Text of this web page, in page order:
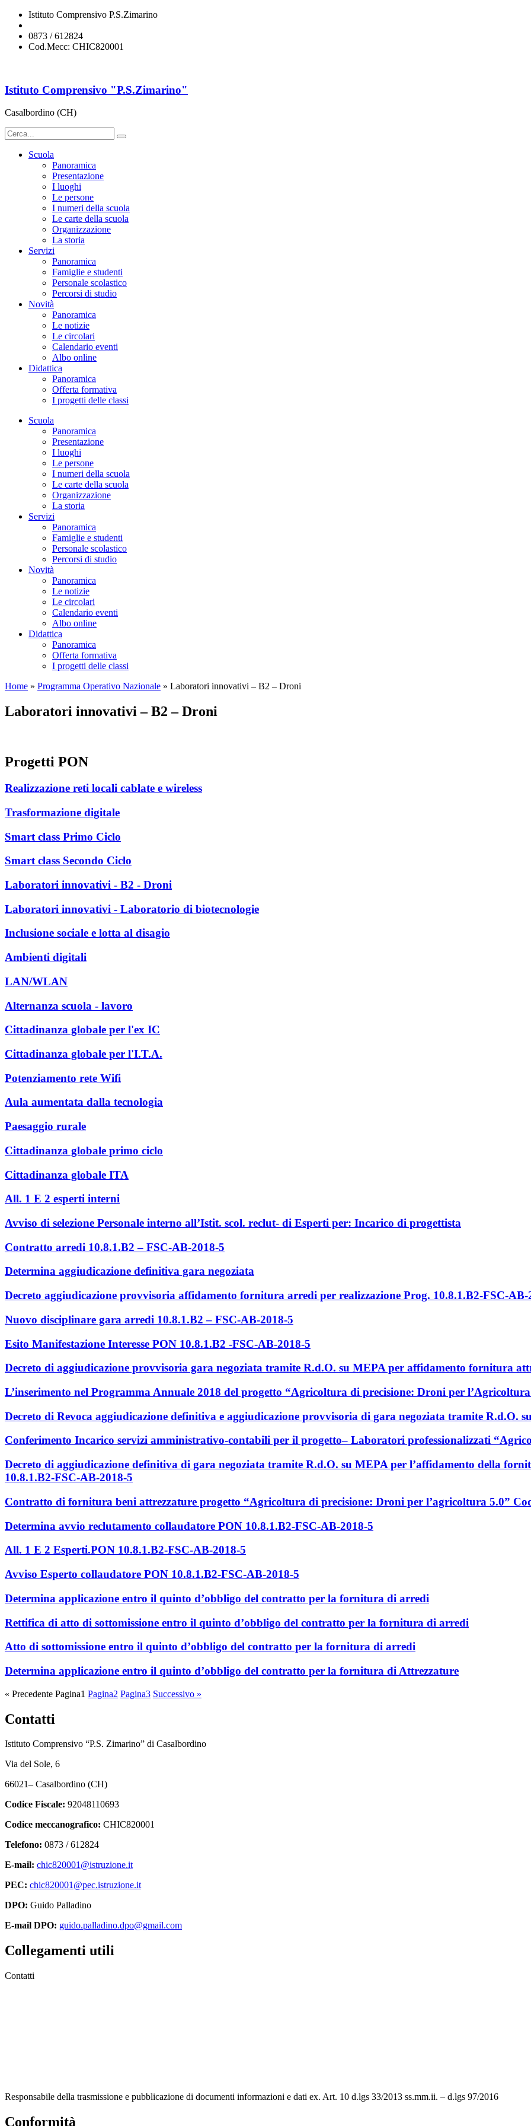
Istituto Comprensivo P.S.Zimarino
0873 / 612824
Cod.Mecc: CHIC820001
Istituto Comprensivo "P.S.Zimarino"
Casalbordino (CH)
Scuola
Panoramica
Presentazione
I luoghi
Le persone
I numeri della scuola
Le carte della scuola
Organizzazione
La storia
Servizi
Panoramica
Famiglie e studenti
Personale scolastico
Percorsi di studio
Novità
Panoramica
Le notizie
Le circolari
Calendario eventi
Albo online
Didattica
Panoramica
Offerta formativa
I progetti delle classi
Scuola
Panoramica
Presentazione
I luoghi
Le persone
I numeri della scuola
Le carte della scuola
Organizzazione
La storia
Servizi
Panoramica
Famiglie e studenti
Personale scolastico
Percorsi di studio
Novità
Panoramica
Le notizie
Le circolari
Calendario eventi
Albo online
Didattica
Panoramica
Offerta formativa
I progetti delle classi
Home » Programma Operativo Nazionale » Laboratori innovativi – B2 – Droni
Laboratori innovativi – B2 – Droni
Progetti PON
Realizzazione reti locali cablate e wireless
Trasformazione digitale
Smart class Primo Ciclo
Smart class Secondo Ciclo
Laboratori innovativi - B2 - Droni
Laboratori innovativi - Laboratorio di biotecnologie
Inclusione sociale e lotta al disagio
Ambienti digitali
LAN/WLAN
Alternanza scuola - lavoro
Cittadinanza globale per l'ex IC
Cittadinanza globale per l'I.T.A.
Potenziamento rete Wifi
Aula aumentata dalla tecnologia
Paesaggio rurale
Cittadinanza globale primo ciclo
Cittadinanza globale ITA
All. 1 E 2 esperti interni
Avviso di selezione Personale interno all’Istit. scol. reclut- di Esperti per: Incarico di progettista
Contratto arredi 10.8.1.B2 – FSC-AB-2018-5
Determina aggiudicazione definitiva gara negoziata
Decreto aggiudicazione provvisoria affidamento fornitura arredi per realizzazione Prog. 10.8.1.B2-FSC-AB-
Nuovo disciplinare gara arredi 10.8.1.B2 – FSC-AB-2018-5
Esito Manifestazione Interesse PON 10.8.1.B2 -FSC-AB-2018-5
Decreto di aggiudicazione provvisoria gara negoziata tramite R.d.O. su MEPA per affidamento fornitura
L’inserimento nel Programma Annuale 2018 del progetto “Agricoltura di precisione: Droni per
Decreto di Revoca aggiudicazione definitiva e aggiudicazione provvisoria di gara negoziata tramite R.d.O.
Conferimento Incarico servizi amministrativo-contabili per il progetto– Laboratori professionalizzati
Decreto di aggiudicazione definitiva di gara negoziata tramite R.d.O. su MEPA per l’affidamento della
10.8.1.B2-FSC-AB-2018-5
Contratto di fornitura beni attrezzature progetto “Agricoltura di precisione: Droni per l’agricoltura 5.0”
Determina avvio reclutamento collaudatore PON 10.8.1.B2-FSC-AB-2018-5
All. 1 E 2 Esperti.PON 10.8.1.B2-FSC-AB-2018-5
Avviso Esperto collaudatore PON 10.8.1.B2-FSC-AB-2018-5
Determina applicazione entro il quinto d’obbligo del contratto per la fornitura di arredi
Rettifica di atto di sottomissione entro il quinto d’obbligo del contratto per la fornitura di arredi
Atto di sottomissione entro il quinto d’obbligo del contratto per la fornitura di arredi
Determina applicazione entro il quinto d’obbligo del contratto per la fornitura di Attrezzature
« Precedente Pagina1 Pagina2 Pagina3 Successivo »
Contatti
Istituto Comprensivo “P.S. Zimarino” di Casalbordino
Via del Sole, 6
66021– Casalbordino (CH)
Codice Fiscale: 92048110693
Codice meccanografico: CHIC820001
Telefono: 0873 / 612824
E-mail: chic820001@istruzione.it
PEC: chic820001@pec.istruzione.it
DPO: Guido Palladino
E-mail DPO: guido.palladino.dpo@gmail.com
Collegamenti utili
Contatti
Responsabile della trasmissione e pubblicazione di documenti informazioni e dati ex. Art. 10 d.lgs 33/2013 ss.mm.ii. – d.lgs 97/2016
Conformità